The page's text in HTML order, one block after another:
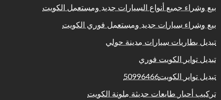
بيع وشراء جميع أنواع السيارات جديد ومستعمل الكويت
بيع وشراء سيارات جديد ومستعمل فوري الكويت
تبديل بطاريات سيارات مدينة حولي
تبديل تواير الكويت فوري
تبديل تواير الكويت50996466
تركيب أحبار طابعات حديثة ملونة الكويت